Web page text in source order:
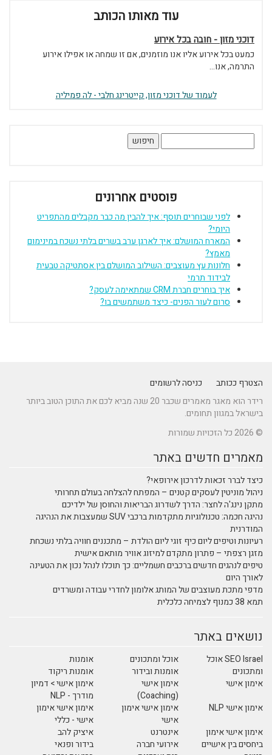
עוד מאותו הכותב
דוכני מזון - חובה בכל אירוע
כמעט בכל אירוע אליו אנו מוזמנים, אם זו שמחה או אפילו אירוע
התרמה, אנו...
לעמוד של דוכני מזון, קייטרינג חלבי - לה פמיליה
פוסטים אחרונים
לפני שבוחרים תוסף: איך להבין מה כבר מקבלים מהתפריט
היומי?
המארח המושלם: איך לארגן ערב בשרים בלתי נשכח במינימום
מאמץ?
חלונות עץ מעוצבים: השילוב המושלם בין אסתטיקה טבעית
לבידוד תרמי
איך בוחרים חברת CRM שמתאימה לעסק?
סרום לעור הפנים- כיצד משתמשים בו?
הצטרף ככותב
כניסה לרשומים
רידר הוא מאגר מאמרים שכבר 20 שנה מביא לכם את התוכן הטוב ביותר
בישראל במגוון תחומים.
© 2026 כל הזכויות שמורות
מאמרים חדשים באתר
כיצד לברר זכאות לדרכון אירופאי?
ניהול מוניטין לעסקים קטנים – המפתח להצלחה בעולם תחרותי
מתקן נינג'ה לחצר: הדרך לשדרוג הבריאות והחוסן של ילדיכם
נהיגה חכמה: טכנולוגיות מתקדמות ברכבי SUV שמעצבות את הנהיגה
המודרנית
רעיונות וטיפים ליום כיף זוגי ליום הולדת – מתכננים חוויה בלתי נשכחת
מזגן רצפתי – פתרון מתקדם למיזוג אוויר מותאם אישית
טיפים לנהגים חדשים ברכבים חשמליים: כך תוכלו לנהל נכון את הטעינה
לאורך היום
מדפי מתכת מעוצבים של המותג אלומון לחדרי עבודה ומשרדים
תמא 38 כמנוף לצמיחה כלכלית
נושאים באתר
SEO Israel אוכל
ומתכונים
אוכל ומתכונים
אומנות
אומנות ובידור
אומנות ריקוד
אימון אישי
אימון אישי
(Coaching)
אימון אישי > דמיון
מודרך - NLP
אימון אישי NLP
אימון אישי אימון
אישי
אימון אישי אימון
אישי - כללי
אימון אישי אימון
ביחסים בין אישיים
אינטרנט
איציק להב
אירועי חברה
בידור ופנאי